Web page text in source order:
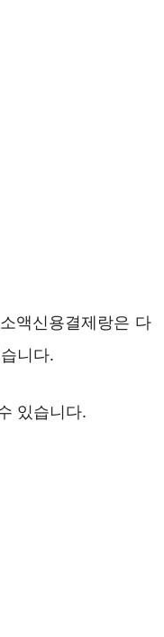
액신용결제랑은 다
니다.
있습니다.